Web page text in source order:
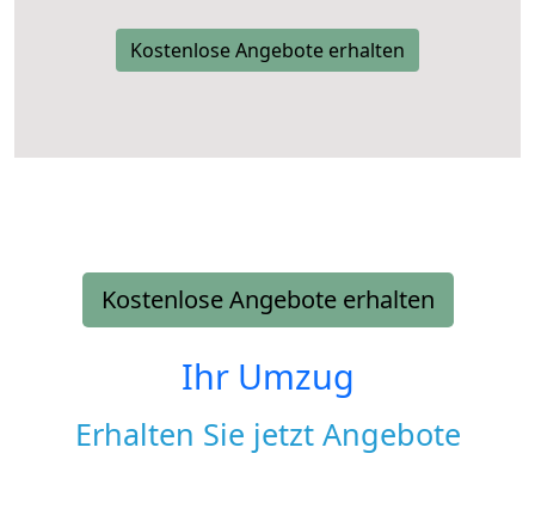
Kostenlose Angebote erhalten
Kostenlose Angebote erhalten
Ihr Umzug
Erhalten Sie jetzt Angebote